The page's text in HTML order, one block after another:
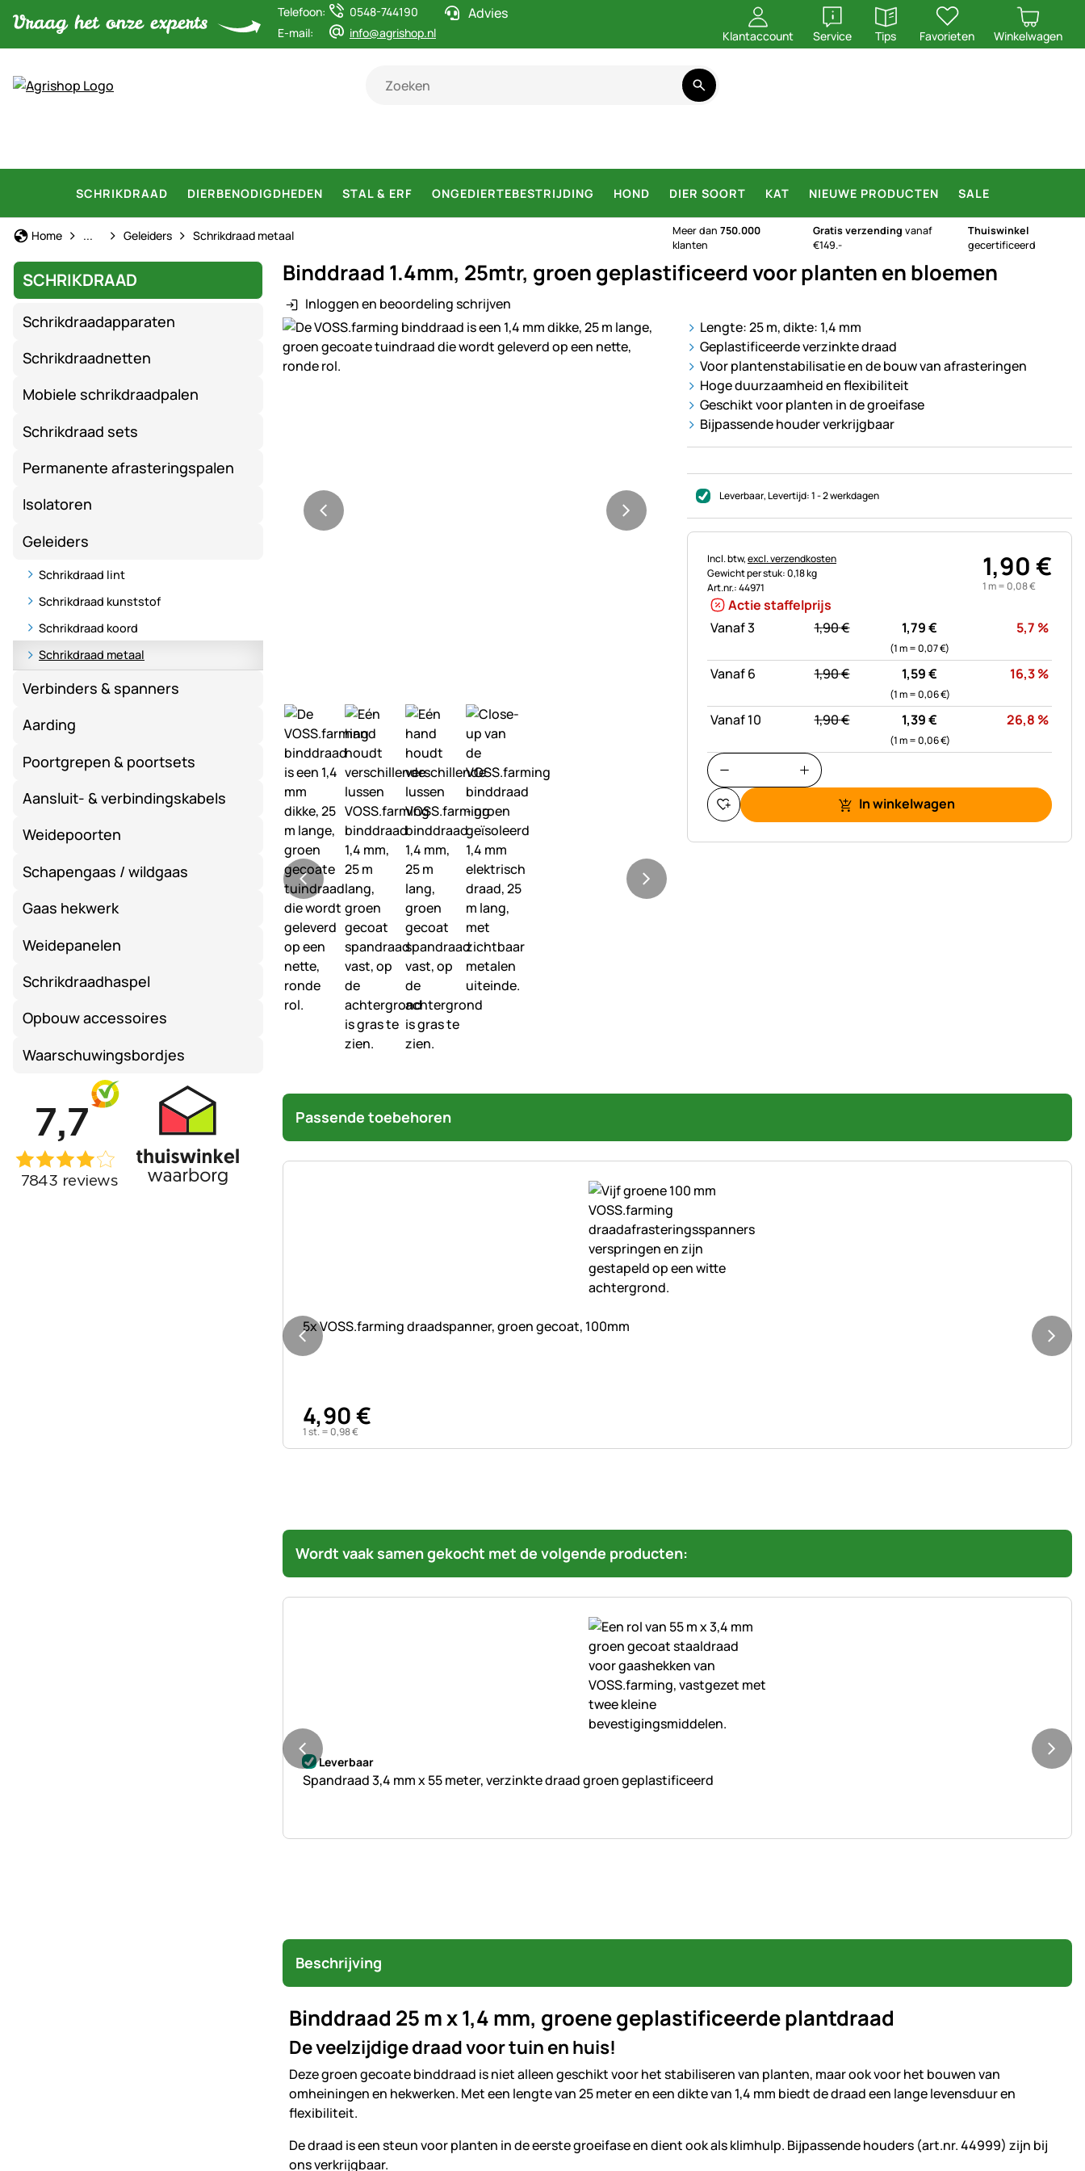
Telefoon:
0548-744190
E-mail:
info@agrishop.nl
Advies
Klantaccount Service
openen
Tips
openen
Favorieten Winkelwagen
SCHRIKDRAAD DIERBENODIGDHEDEN STAL & ERF ONGEDIERTEBESTRIJDING HOND DIER SOORT KAT NIEUWE PRODUCTEN SALE
Home Schrikdraad
... Geleiders Schrikdraad metaal Meer dan750.000
klanten
Gratis verzending vanaf
€149.-
Thuiswinkel
gecertificeerd
SCHRIKDRAAD
Schrikdraadapparaten
Schrikdraadnetten
Mobiele schrikdraadpalen
Schrikdraad sets
Permanente afrasteringspalen
Isolatoren
Geleiders
Schrikdraad lint
Schrikdraad kunststof
Schrikdraad koord
Schrikdraad metaal
Verbinders & spanners
Aarding
Poortgrepen & poortsets
Aansluit- & verbindingskabels
Weidepoorten
Schapengaas / wildgaas
Gaas hekwerk
Weidepanelen
Schrikdraadhaspel
Opbouw accessoires
Waarschuwingsbordjes
Binddraad 1.4mm, 25mtr, groen geplastificeerd voor planten en bloemen
Inloggen en beoordeling schrijven
Productgalerij
Lengte: 25 m, dikte: 1,4 mm
Geplastificeerde verzinkte draad
Voor plantenstabilisatie en de bouw van afrasteringen
Hoge duurzaamheid en flexibiliteit
Geschikt voor planten in de groeifase
Bijpassende houder verkrijgbaar
Leverbaar, Levertijd:1 - 2 werkdagen
Belastinginformatie:
Incl. btw,excl. verzendkosten
Gewicht per stuk: 0,18 kg
Art.nr.: 44971
1,90€
1 m = 0,08€
Actie staffelprijs
Vanaf 3
statt:
1,90€ 1,79€
(1 m =0,07€)
5,7 %
Vanaf 6 statt:
1,90€ 1,59€
(1 m =0,06€)
16,3%
Vanaf 10 statt:
1,90€ 1,39€
(1 m =0,06€)
26,8 %
In winkelwagen
Passende toebehoren
Nog geen beoordelingen geplaatst
5x VOSS.farming draadspanner, groen gecoat, 100mm
4,90€
1 st. = 0,98€
Wordt vaak samen gekocht met de volgende producten:
Nog geen beoordelingen geplaatst
Leverbaar
Spandraad 3,4 mm x 55 meter, verzinkte draad groen geplastificeerd
Beschrijving
Binddraad 25 m x 1,4 mm, groene geplastificeerde plantdraad
De veelzijdige draad voor tuin en huis!
Deze groen gecoate binddraad is niet alleen geschikt voor het stabiliseren van planten, maar ook voor het bouwen van
omheiningen en hekwerken. Met een lengte van 25 meter en een dikte van 1,4 mm biedt de draad een lange levensduur en
flexibiliteit.
De draad is een steun voor planten in de eerste groeifase en dient ook als klimhulp. Bijpassende houders (art.nr. 44999) zijn bij
ons verkrijgbaar.